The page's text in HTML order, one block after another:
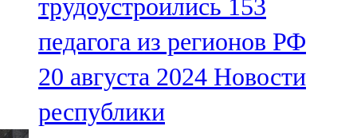
трудоустроились 153
педагога из регионов РФ
20 августа 2024 Новости
республики